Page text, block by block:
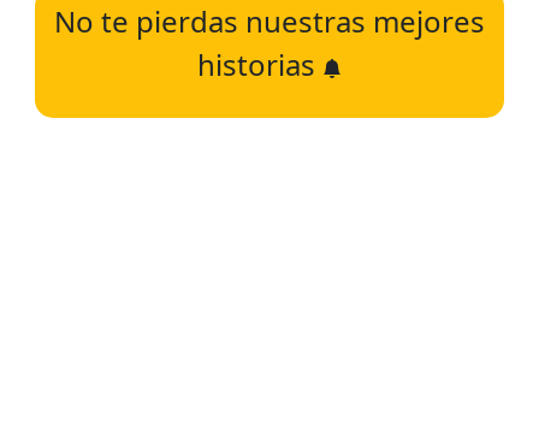
No te pierdas nuestras mejores
historias